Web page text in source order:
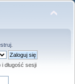
.
długość sesji